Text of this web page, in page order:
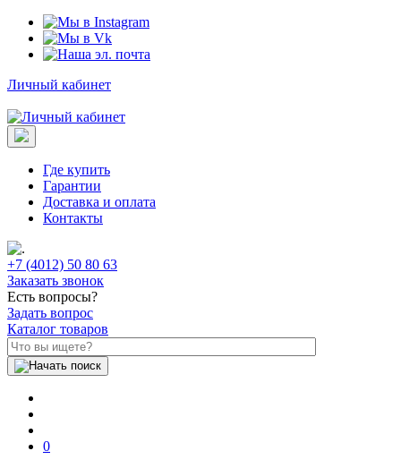
Личный кабинет
Где купить
Гарантии
Доставка и оплата
Контакты
+7 (4012) 50 80 63
Заказать звонок
Есть вопросы?
Задать вопрос
Каталог товаров
0